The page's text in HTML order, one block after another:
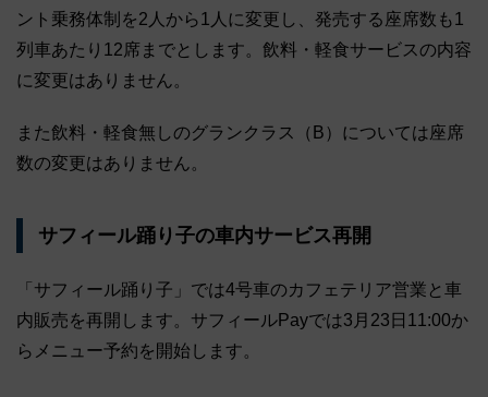
ント乗務体制を2人から1人に変更し、発売する座席数も1
列車あたり12席までとします。飲料・軽食サービスの内容
に変更はありません。
また飲料・軽食無しのグランクラス（B）については座席
数の変更はありません。
サフィール踊り子の車内サービス再開
「サフィール踊り子」では4号車のカフェテリア営業と車
内販売を再開します。サフィールPayでは3月23日11:00か
らメニュー予約を開始します。